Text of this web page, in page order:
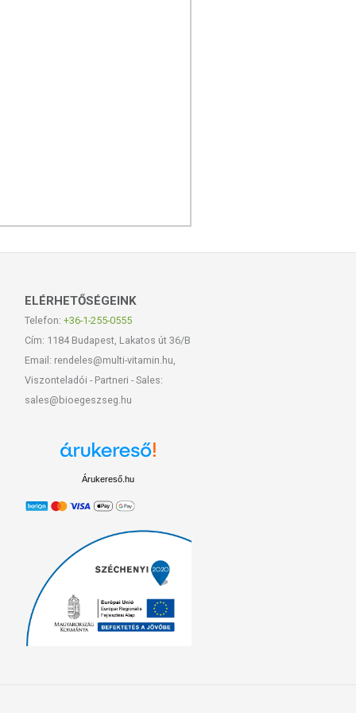
ELÉRHETŐSÉGEINK
Telefon: +36-1-255-0555
Cím: 1184 Budapest, Lakatos út 36/B
Email: rendeles@multi-vitamin.hu,
Viszonteladói - Partneri - Sales:
sales@bioegeszseg.hu
Árukereső.hu